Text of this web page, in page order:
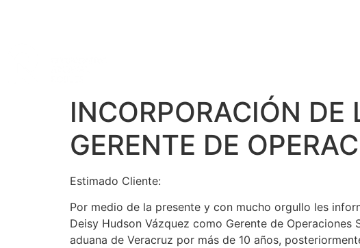
INCORPORACIÓN
GERENTE DE
Estimado Cliente:
Por medio de la presente y con mucho orgullo les
Deisy Hudson Vázquez como Gerente de
aduana de Veracruz por más de 10 años,